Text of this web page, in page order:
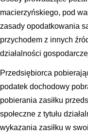
macierzyńskiego, pod
zasady opodatkowania
przychodem z innych
działalności
Przedsiębiorca
podatek dochodowy
pobierania zasiłku
społeczne z tytułu
wykazania zasiłku w